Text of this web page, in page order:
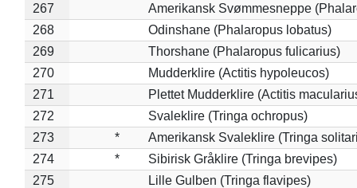
267
Amerikansk Svømmesneppe
268
Odinshane (Phalaropus lobatus)
269
Thorshane (Phalaropus fulicarius)
270
Mudderklire (Actitis hypoleucos)
271
Plettet Mudderklire (Actitis
272
Svaleklire (Tringa ochropus)
273
*
Amerikansk Svaleklire (Tringa
274
*
Sibirisk Gråklire (Tringa brevipes)
275
Lille Gulben (Tringa flavipes)